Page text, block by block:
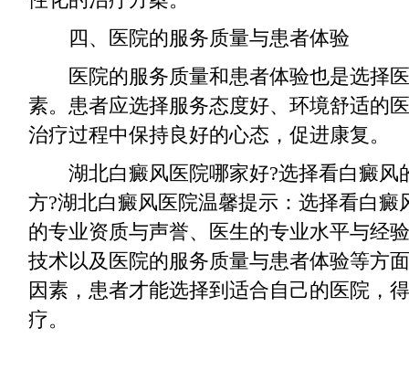
四、医院的服务质量与患者体验
医院的服务质量和患者体验也是选择医
素。患者应选择服务态度好、环境舒适的
治疗过程中保持良好的心态，促进康复。
湖北白癜风医院哪家好?选择看白癜风
方?湖北白癜风医院温馨提示：选择看白癜
的专业资质与声誉、医生的专业水平与经
技术以及医院的服务质量与患者体验等方
因素，患者才能选择到适合自己的医院，
疗。